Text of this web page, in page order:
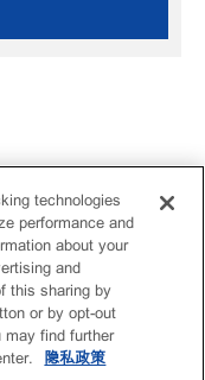
technologies
performance and
about your
and
this sharing by
or by opt-out
may find further
隐私政策